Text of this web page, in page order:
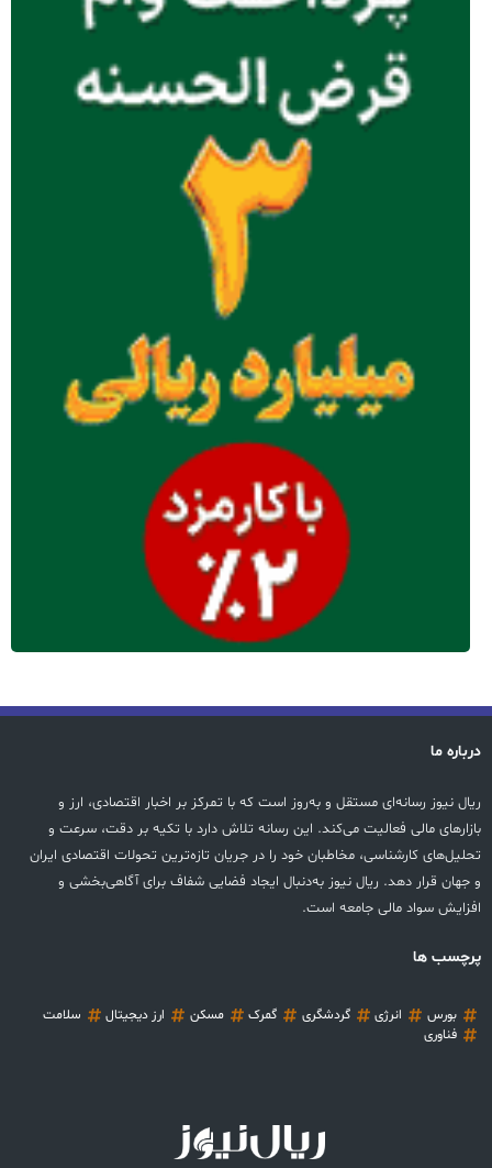
درباره ما
ریال نیوز رسانه‌ای مستقل و به‌روز است که با تمرکز بر اخبار اقتصادی، ارز و
بازارهای مالی فعالیت می‌کند. این رسانه تلاش دارد با تکیه بر دقت، سرعت و
تحلیل‌های کارشناسی، مخاطبان خود را در جریان تازه‌ترین تحولات اقتصادی ایران
و جهان قرار دهد. ریال نیوز به‌دنبال ایجاد فضایی شفاف برای آگاهی‌بخشی و
افزایش سواد مالی جامعه است.
پرچسب ها
بورس انرژی گردشگری گمرک مسکن ارز دیجیتال
سلامت
فناوری